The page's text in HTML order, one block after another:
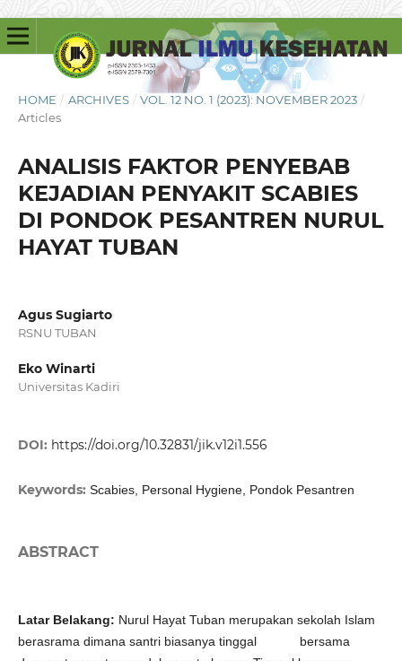
HOME / ARCHIVES / VOL. 12 NO. 1 (2023): NOVEMBER 2023 /
Articles
ANALISIS FAKTOR PENYEBAB
KEJADIAN PENYAKIT SCABIES
DI PONDOK PESANTREN NURUL
HAYAT TUBAN
Agus Sugiarto
RSNU TUBAN
Eko Winarti
Universitas Kadiri
DOI: https://doi.org/10.32831/jik.v12i1.556
Keywords: Scabies, Personal Hygiene, Pondok Pesantren
ABSTRACT
Latar Belakang: Nurul Hayat Tuban merupakan sekolah Islam
berasrama dimana santri biasanya tinggal bersama